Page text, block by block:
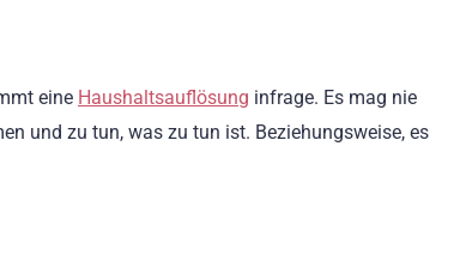
eine Haushaltsauflösung infrage. Es mag nie
und zu tun, was zu tun ist. Beziehungsweise, es